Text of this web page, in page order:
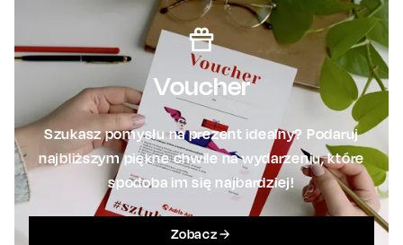
Voucher
Szukasz pomysłu na prezent idealny? Podaruj
najbliższym piękne chwile na wydarzeniu, które
spodoba im się najbardziej!
Zobacz